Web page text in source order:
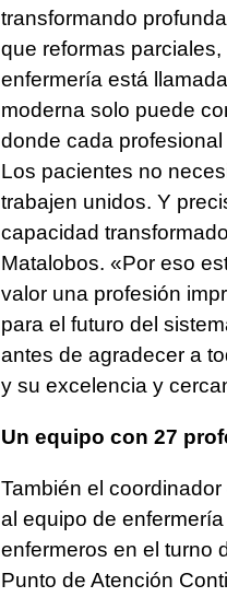
transformando
que reformas
enfermería está
moderna solo puede
donde cada
Los pacientes no
trabajen unidos. Y
capacidad
Matalobos. «Por eso
valor una profesión
para el futuro del
antes de agradecer a
y su excelencia y
Un equipo con 27
También el
al equipo de
enfermeros en el turno
Punto de Atención